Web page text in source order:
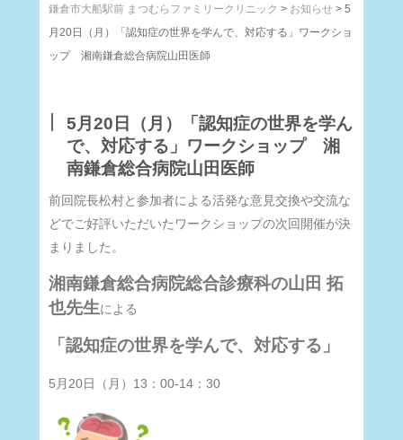
鎌倉市大船駅前 まつむらファミリークリニック > お知らせ > 5
月20日（月）「認知症の世界を学んで、対応する」ワークショ
ップ 湘南鎌倉総合病院山田医師
5月20日（月）「認知症の世界を学ん
で、対応する」ワークショップ 湘
南鎌倉総合病院山田医師
前回院長松村と参加者による活発な意見交換や交流な
どでご好評いただいたワークショップの次回開催が決
まりました。
湘南鎌倉総合病院総合診療科の山田 拓
也先生による
「認知症の世界を学んで、対応する」
5月20日（月）13：00-14：30